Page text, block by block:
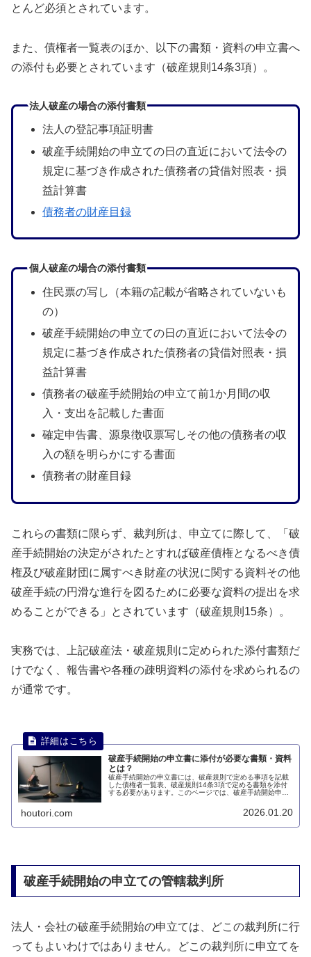
とんど必須とされています。
また、債権者一覧表のほか、以下の書類・資料の申立書へ
の添付も必要とされています（破産規則14条3項）。
法人破産の場合の添付書類
法人の登記事項証明書
破産手続開始の申立ての日の直近において法令の
規定に基づき作成された債務者の貸借対照表・損
益計算書
債務者の財産目録
個人破産の場合の添付書類
住民票の写し（本籍の記載が省略されていないも
の）
破産手続開始の申立ての日の直近において法令の
規定に基づき作成された債務者の貸借対照表・損
益計算書
債務者の破産手続開始の申立て前1か月間の収
入・支出を記載した書面
確定申告書、源泉徴収票写しその他の債務者の収
入の額を明らかにする書面
債務者の財産目録
これらの書類に限らず、裁判所は、申立てに際して、「破
産手続開始の決定がされたとすれば破産債権となるべき債
権及び破産財団に属すべき財産の状況に関する資料その他
破産手続の円滑な進行を図るために必要な資料の提出を求
めることができる」とされています（破産規則15条）。
実務では、上記破産法・破産規則に定められた添付書類だ
けでなく、報告書や各種の疎明資料の添付を求められるの
が通常です。
破産手続開始の申立書に添付が必要な書類・資料
とは？
破産手続開始の申立書には、破産規則で定める事項を記載
した債権者一覧表、破産規則14条3項で定める書類を添付
する必要があります。このページでは、破産手続開始申立
houtori.com 2026.01.20
破産手続開始の申立ての管轄裁判所
法人・会社の破産手続開始の申立ては、どこの裁判所に行
ってもよいわけではありません。どこの裁判所に申立てを